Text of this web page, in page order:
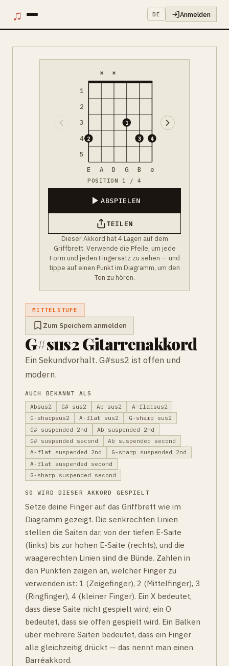
♫ DE Anmelden
1
2
3
4
5
× ×
2
1
3 4
E A D G B e
POSITION 1 / 4
ABSPIELEN
TEILEN
Dieser Akkord hat 4 Lagen auf dem
Griffbrett. Verwende die Pfeile, um jede
Form und jeden Fingersatz zu sehen — und
tippe auf einen Punkt im Diagramm, um den
Ton zu hören.
MITTELSTUFE
Zum Speichern anmelden
G#sus2 Gitarrenakkord
Ein Sekundvorhalt. G#sus2 ist offen und
modern.
AUCH BEKANNT ALS
Absus2
G# sus2 Ab sus2
A-flatsus2
G-sharpsus2
A-flat sus2
G-sharp sus2
G# suspended 2nd
Ab suspended 2nd
G# suspended second
Ab suspended second
A-flat suspended 2nd
G-sharp suspended 2nd
A-flat suspended second
G-sharp suspended second
SO WIRD DIESER AKKORD GESPIELT
Setze deine Finger auf das Griffbrett wie im
Diagramm gezeigt. Die senkrechten Linien
stellen die Saiten dar, von der tiefen E-Saite
(links) bis zur hohen E-Saite (rechts), und die
waagerechten Linien sind die Bünde. Zahlen in
den Punkten zeigen an, welcher Finger zu
verwenden ist: 1 (Zeigefinger), 2 (Mittelfinger), 3
(Ringfinger), 4 (kleiner Finger). Ein X bedeutet,
dass diese Saite nicht gespielt wird; ein O
bedeutet, dass sie offen gespielt wird. Ein Balken
über mehrere Saiten bedeutet, dass ein Finger
alle gleichzeitig drückt — das nennt man einen
Barréakkord.